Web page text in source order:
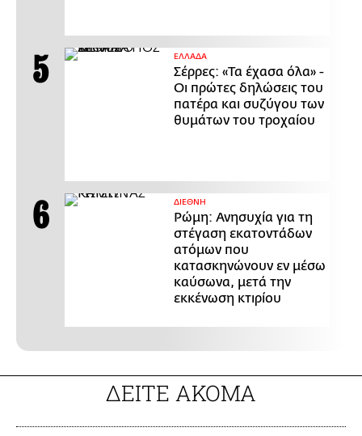
ΕΛΛΑΔΑ
Σέρρες: «Τα έχασα όλα» -
Οι πρώτες δηλώσεις του
πατέρα και συζύγου των
θυμάτων του τροχαίου
ΔΙΕΘΝΗ
Ρώμη: Ανησυχία για τη
στέγαση εκατοντάδων
ατόμων που
κατασκηνώνουν εν μέσω
καύσωνα, μετά την
εκκένωση κτιρίου
ΔΕΙΤΕ ΑΚΟΜΑ